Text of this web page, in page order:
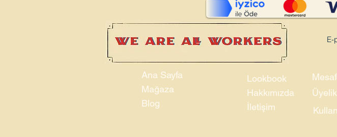
Ana Sayfa
Mağaza
Blog
Lookbook
Hakkımızda
İletişim